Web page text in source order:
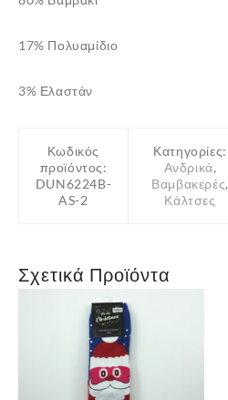
17% Πολυαμίδιο
3% Ελαστάν
Κωδικός
προϊόντος:
DUN6224B-
AS-2
Κατηγορίες:
Ανδρικά,
Βαμβακερές,
Κάλτσες
Σχετικά Προϊόντα